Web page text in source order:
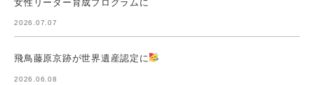
2026.07.07
飛鳥藤原京跡が世界遺産認定に
2026.06.08